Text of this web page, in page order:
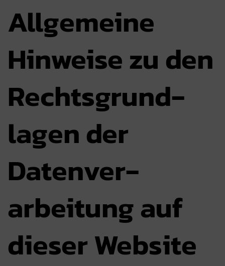
Allgemeine
Hinweise zu den
Rechts­grund­
lagen der
Daten­ver­
arbeitung auf
dieser Website